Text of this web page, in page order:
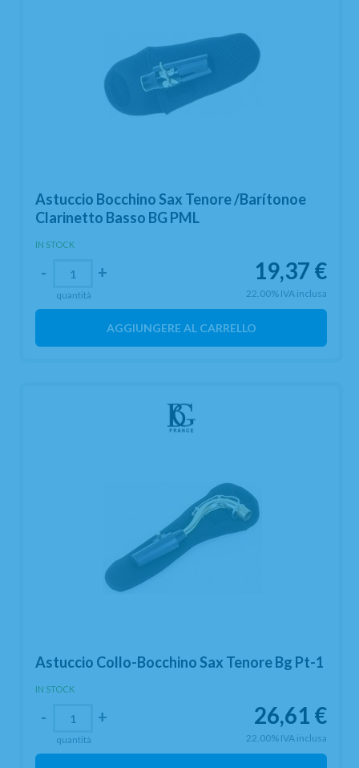
Astuccio Bocchino Sax Tenore /Barítonoe
Clarinetto Basso BG PML
IN STOCK
19,37 €
22.00% IVA inclusa
- +
quantità
AGGIUNGERE AL CARRELLO
Astuccio Collo-Bocchino Sax Tenore Bg Pt-1
IN STOCK
26,61 €
22.00% IVA inclusa
- +
quantità